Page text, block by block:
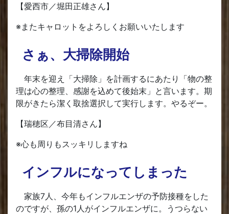
【愛西市／堀田正雄さん】
※またキャロットをよろしくお願いいたします
さぁ、大掃除開始
年末を迎え「大掃除」を計画するにあたり「物の整
理は心の整理、感謝を込めて後始末」と言います。期
限がきたら潔く取捨選択して実行します。やるぞー。
【瑞穂区／布目清さん】
※心も周りもスッキリしますね
インフルになってしまった
家族7人、今年もインフルエンザの予防接種をした
のですが、孫の1人がインフルエンザに。うつらない